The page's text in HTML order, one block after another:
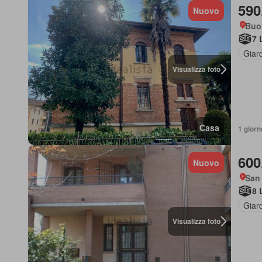
Visualizza foto
Nuovo
Casa
7
1
Visualizza foto
Nuovo
8